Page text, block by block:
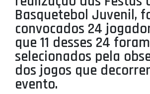
Basquetebol Juvenil,
convocados 24
que 11 desses 24 foram
selecionados pela
dos jogos que
evento.